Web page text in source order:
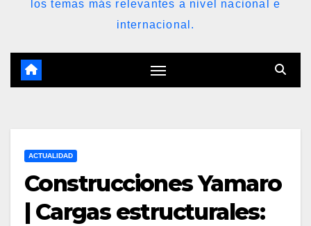
los temas más relevantes a nivel nacional e
internacional.
ACTUALIDAD
Construcciones Yamaro
| Cargas estructurales: